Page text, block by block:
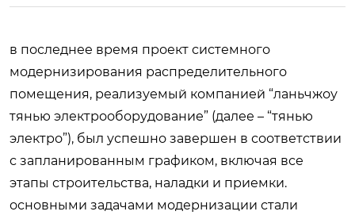
в последнее время проект системного
модернизирования распределительного
помещения, реализуемый компанией “ланьчжоу
тянью электрооборудование” (далее – “тянью
электро”), был успешно завершен в соответствии
с запланированным графиком, включая все
этапы строительства, наладки и приемки.
основными задачами модернизации стали